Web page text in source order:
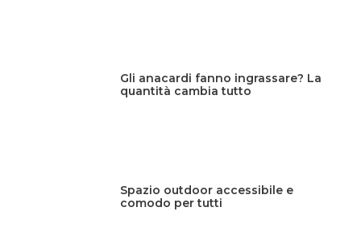
Gli anacardi fanno ingrassare? La
quantità cambia tutto
Spazio outdoor accessibile e
comodo per tutti